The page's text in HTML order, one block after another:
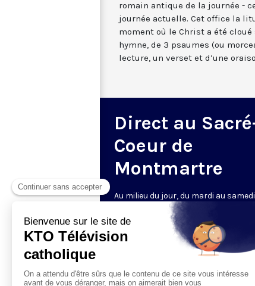
romain antique de la journée -
journée actuelle. Cet office la
moment où le Christ a été cloué
hymne, de 3 psaumes (ou
lecture, un verset et d’une
Direct au
Coeur de
Montmartre
Au milieu du jour, du mardi au
diffuse l’office de Sexte des
Sacré-Coeur de Montmartre, depuis
basilique
. Comme son nom
est la prière chrétienne de la
du jour, selon le découpage romain
de la journée - ce qui correspond à
notre journée actuelle. Cet office la